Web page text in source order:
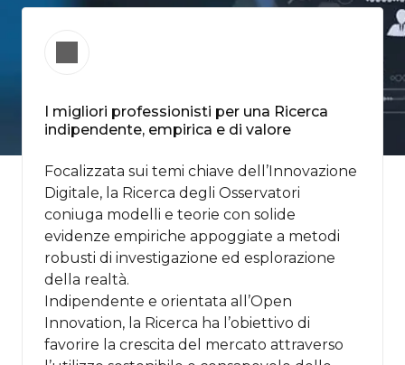
I migliori professionisti per una Ricerca
indipendente, empirica e di valore
Focalizzata sui temi chiave dell’Innovazione
Digitale, la Ricerca degli Osservatori
coniuga modelli e teorie con solide
evidenze empiriche appoggiate a metodi
robusti di​ investigazione ed esplorazione
della realtà.
Indipendente e orientata all’Open
Innovation, la Ricerca ha l’obiettivo di
favorire la crescita del mercato attraverso